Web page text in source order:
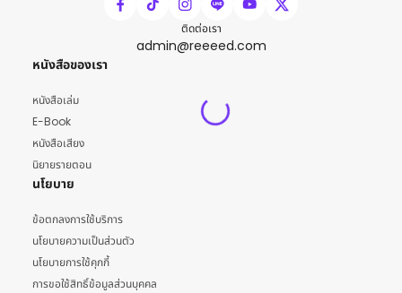
ติดต่อเรา
admin@reeeed.com
หนังสือของเรา
หนังสือเล่ม
E-Book
หนังสือเสียง
นิยายรายตอน
นโยบาย
ข้อตกลงการใช้บริการ
นโยบายความเป็นส่วนตัว
นโยบายการใช้คุกกี้
การขอใช้สิทธิ์ข้อมูลส่วนบุคคล